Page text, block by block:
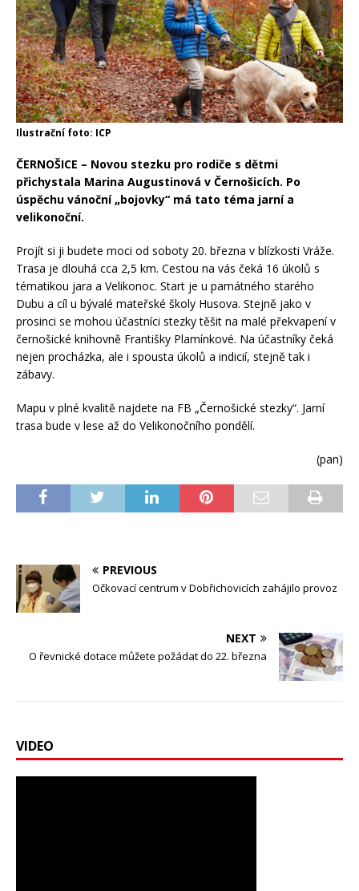
Ilustrační foto: ICP
ČERNOŠICE – Novou stezku pro rodiče s dětmi
přichystala Marina Augustinová v Černošicích. Po
úspěchu vánoční „bojovky“ má tato téma jarní a
velikonoční.
Projít si ji budete moci od soboty 20. března v blízkosti Vráže.
Trasa je dlouhá cca 2,5 km. Cestou na vás čeká 16 úkolů s
tématikou jara a Velikonoc. Start je u památného starého
Dubu a cíl u bývalé mateřské školy Husova. Stejně jako v
prosinci se mohou účastníci stezky těšit na malé překvapení v
černošické knihovně Františky Plamínkové. Na účastníky čeká
nejen procházka, ale i spousta úkolů a indicií, stejně tak i
zábavy.
Mapu v plné kvalitě najdete na FB „Černošické stezky“. Jarní
trasa bude v lese až do Velikonočního pondělí.
(pan)
PREVIOUS
Očkovací centrum v Dobřichovicích zahájilo provoz
NEXT
O řevnické dotace můžete požádat do 22. března
VIDEO